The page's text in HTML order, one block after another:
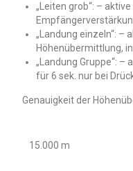
„Leiten grob“: –
„Landung einzeln“: –
Höhenübermittlung,
„Landung Gruppe“:
für 6 sek. nur bei
Genauigkeit der
15.000 m